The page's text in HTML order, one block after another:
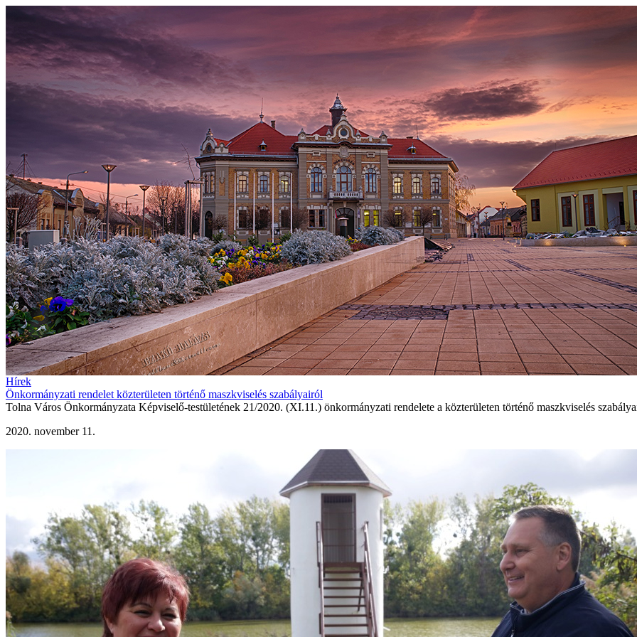
Hírek
Önkormányzati rendelet közterületen történő maszkviselés szabályairól
Tolna Város Önkormányzata Képviselő-testületének 21/2020. (XI.11.) önkormányzati rendelete a közterületen történő maszkviselés
2020. november 11.